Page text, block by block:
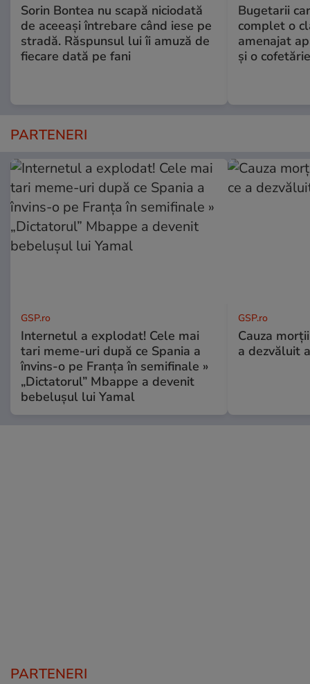
Sorin Bontea nu scapă niciodată
de aceeași întrebare când iese pe
stradă. Răspunsul lui îi amuză de
fiecare dată pe fani
Bugetarii
complet o
amenajat
și o cofetărie
PARTENERI
GSP.ro
Internetul a explodat! Cele mai
tari meme-uri după ce Spania a
învins-o pe Franța în semifinale »
„Dictatorul” Mbappe a devenit
bebelușul lui Yamal
GSP.ro
Cauza
a dezvăluit
PARTENERI